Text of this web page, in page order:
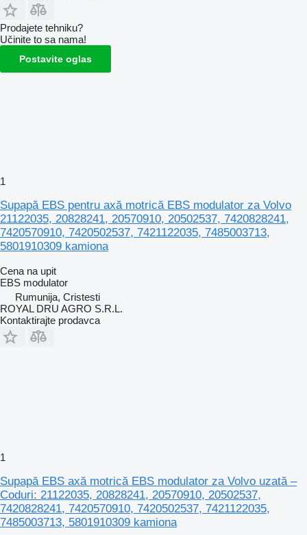
Prodajete tehniku?
Učinite to sa nama!
Postavite oglas
1
Supapă EBS pentru axă motrică EBS modulator za Volvo
21122035, 20828241, 20570910, 20502537, 7420828241,
7420570910, 7420502537, 7421122035, 7485003713,
5801910309 kamiona
Cena na upit
EBS modulator
Rumunija, Cristesti
ROYAL DRU AGRO S.R.L.
Kontaktirajte prodavca
1
Supapă EBS axă motrică EBS modulator za Volvo uzată –
Coduri: 21122035, 20828241, 20570910, 20502537,
7420828241, 7420570910, 7420502537, 7421122035,
7485003713, 5801910309 kamiona